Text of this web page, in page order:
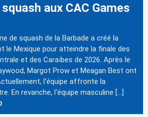
aux CAC Games
de squash de la Barbade a créé la
le Mexique pour atteindre la finale des
et des Caraïbes de 2026. Après le
Margot Prow et Meagan Best ont
l'équipe affronte la
En revanche, l'équipe masculine […]